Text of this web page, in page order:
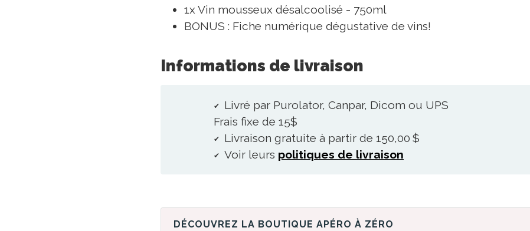
1x Vin mousseux désalcoolisé - 750ml
BONUS : Fiche numérique dégustative de vins!
Informations de livraison
Livré par Purolator, Canpar, Dicom ou UPS
Frais fixe de 15$
Livraison gratuite à partir de 150,00 $
Voir leurs politiques de livraison
DÉCOUVREZ LA BOUTIQUE APÉRO À ZÉRO